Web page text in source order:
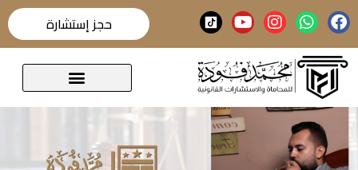
حجز إستشارة